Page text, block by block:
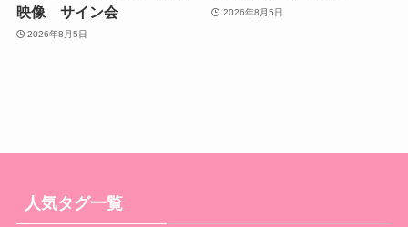
映像 サイン会
2026年8月5日
2026年8月5日
人気タグ一覧